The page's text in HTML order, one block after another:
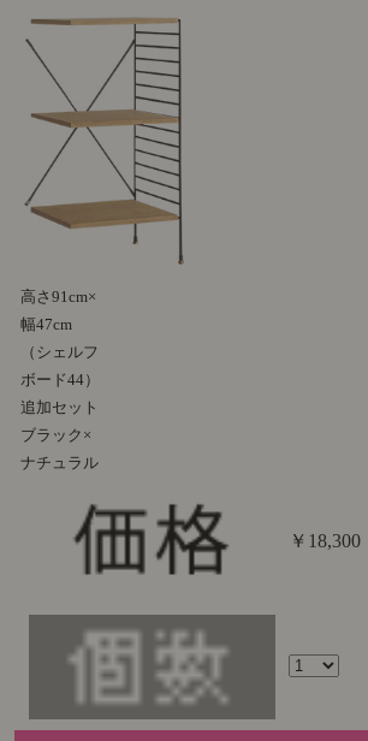
高さ91cm×
幅47cm
（シェルフ
ボード44）
追加セット
ブラック×
ナチュラル
￥18,300